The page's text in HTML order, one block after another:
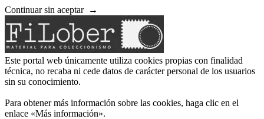
Continuar sin aceptar →
Este portal web únicamente utiliza cookies propias con finalidad
técnica, no recaba ni cede datos de carácter personal de los usuarios
sin su conocimiento.
Para obtener más información sobre las cookies, haga clic en el
enlace «Más información».